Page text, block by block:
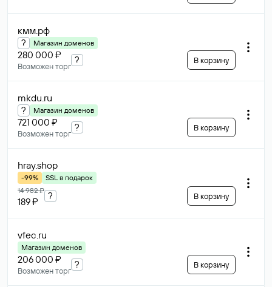
кмм.рф
? Магазин доменов
280 000 ₽
Возможен торг
? В корзину
mkdu.ru
? Магазин доменов
721 000 ₽
Возможен торг
? В корзину
hray.shop
-99%
SSL в подарок
14 982 ₽
189 ₽
? В корзину
vfec.ru
Магазин доменов
206 000 ₽
Возможен торг
? В корзину